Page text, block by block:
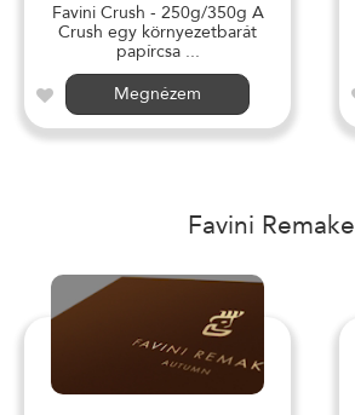
Favini Crush - 250g/350g A
Crush egy környezetbarát
papírcsa ...
Megnézem
Favini Remake